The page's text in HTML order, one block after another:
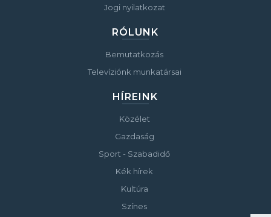
Jogi nyilatkozat
RÓLUNK
Bemutatkozás
Televíziónk munkatársai
HÍREINK
Közélet
Gazdaság
Sport - Szabadidő
Kék hírek
Kultúra
Színes